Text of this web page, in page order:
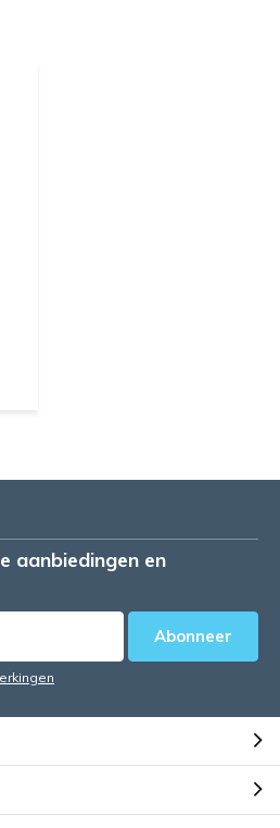
aanbiedingen en
Abonneer